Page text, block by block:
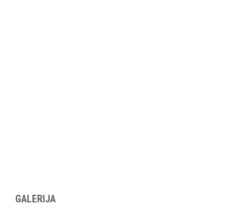
GALERIJA